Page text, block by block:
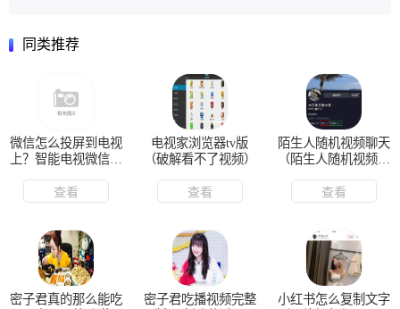
同类推荐
微信怎么投屏到电视
上？智能电视微信视
查看
电视家浏览器tv版
（破解看不了视频）
查看
陌生人随机视频聊天
（陌生人随机视频交
查看
密子君真的那么能吃
密子君吃播视频完整
小红书怎么复制文字